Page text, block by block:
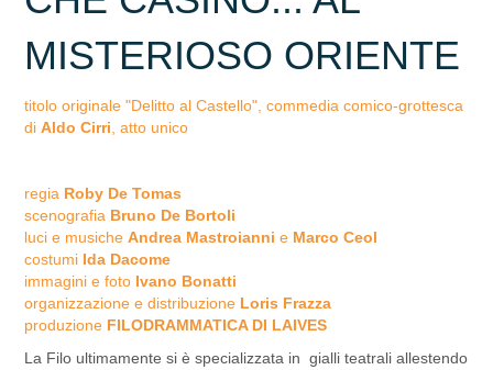
MISTERIOSO ORIENTE
titolo originale "Delitto al Castello", commedia comico-grottesca
di Aldo Cirri, atto unico
regia Roby De Tomas
scenografia Bruno De Bortoli
luci e musiche Andrea Mastroianni e Marco Ceol
costumi Ida Dacome
immagini e foto Ivano Bonatti
organizzazione e distribuzione Loris Frazza
produzione FILODRAMMATICA DI LAIVES
La Filo ultimamente si è specializzata in gialli teatrali allestendo